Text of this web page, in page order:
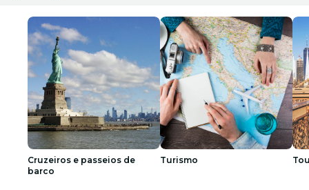
Cruzeiros e passeios de
barco
Turismo